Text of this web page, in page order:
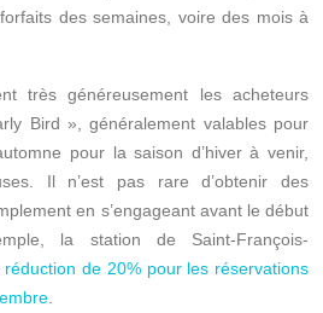
des semaines, voire des mois à
très généreusement les acheteurs
Bird », généralement valables pour
pour la saison d’hiver à venir,
Il n’est pas rare d’obtenir des
en s’engageant avant le début
la station de Saint-François-
réduction de 20% pour les réservations
.